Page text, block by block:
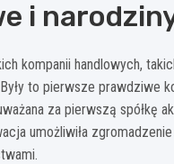
i
kompanii handlowych,
to pierwsze prawdziwe
za pierwszą spółkę
umożliwiła